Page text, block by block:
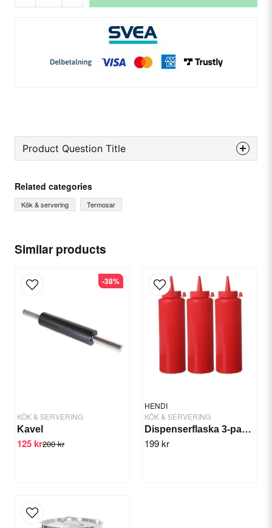
Similar products
KÖK & SERVERING
Kavel
200 kr
125 kr
-38%
HENDI
KÖK & SERVERING
Dispenserflaska 3-pack Röd, Krydda/sås
199 kr
Product Question Title
Ask us something about this product...
Name
email
Email
Yes, you can publish my question.
Related categories
Kök & servering Termosar